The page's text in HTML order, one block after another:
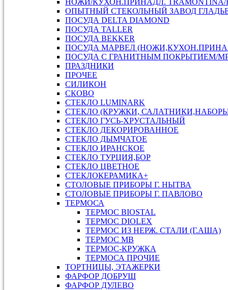
НОЖИ/КУХОН.ПРИНАДЛ.
ОПЫТНЫЙ СТЕКОЛЬНЫЙ ЗАВОД
ПОСУДА DELTA DIAMOND
ПОСУДА TALLER
ПОСУДА ВEKKER
ПОСУДА МАРВЕЛ
ПОСУДА С ГРАНИТНЫМ ПОКРЫТИЕМ/
ПРАЗДНИКИ
ПРОЧЕЕ
СИЛИКОН
СКОВО
СТЕКЛО LUMINARK
СТЕКЛО (КРУЖКИ,
СТЕКЛО ГУСЬ-ХРУСТАЛЬНЫЙ
СТЕКЛО ДЕКОРИРОВАННОЕ
СТЕКЛО ДЫМЧАТОЕ
СТЕКЛО ИРАНСКОЕ
СТЕКЛО ТУРЦИЯ,БОР
СТЕКЛО ЦВЕТНОЕ
СТЕКЛОКЕРАМИКА+
СТОЛОВЫЕ ПРИБОРЫ Г. НЫТВА
СТОЛОВЫЕ ПРИБОРЫ Г. ПАВЛОВО
ТЕРМОСА
ТЕРМОС BIOSTAL
ТЕРМОС DIOLEX
ТЕРМОС ИЗ НЕРЖ. СТАЛИ (Г.АША)
ТЕРМОС МВ
ТЕРМОС-КРУЖКА
ТЕРМОСА ПРОЧИЕ
ТОРТНИЦЫ, ЭТАЖЕРКИ
ФАРФОР ДОБРУШ
ФАРФОР ДУЛЕВО